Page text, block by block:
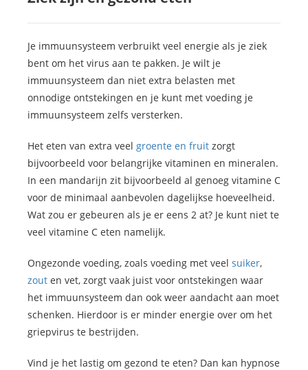
Je immuunsysteem verbruikt veel energie als je ziek
bent om het virus aan te pakken. Je wilt je
immuunsysteem dan niet extra belasten met
onnodige ontstekingen en je kunt met voeding je
immuunsysteem zelfs versterken.
Het eten van extra veel groente en fruit zorgt
bijvoorbeeld voor belangrijke vitaminen en mineralen.
In een mandarijn zit bijvoorbeeld al genoeg vitamine C
voor de minimaal aanbevolen dagelijkse hoeveelheid.
Wat zou er gebeuren als je er eens 2 at? Je kunt niet te
veel vitamine C eten namelijk.
Ongezonde voeding, zoals voeding met veel suiker,
zout en vet, zorgt vaak juist voor ontstekingen waar
het immuunsysteem dan ook weer aandacht aan moet
schenken. Hierdoor is er minder energie over om het
griepvirus te bestrijden.
Vind je het lastig om gezond te eten? Dan kan hypnose